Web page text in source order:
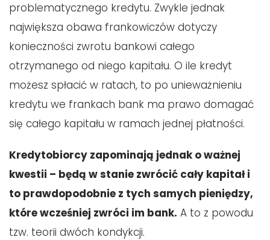
problematycznego kredytu. Zwykle jednak
największa obawa frankowiczów dotyczy
konieczności zwrotu bankowi całego
otrzymanego od niego kapitału. O ile kredyt
możesz spłacić w ratach, to po unieważnieniu
kredytu we frankach bank ma prawo domagać
się całego kapitału w ramach jednej płatności.
Kredytobiorcy zapominają jednak o ważnej
kwestii – będą w stanie zwrócić cały kapitał i
to prawdopodobnie z tych samych pieniędzy,
które wcześniej zwróci im bank. A to z powodu
tzw. teorii dwóch kondykcji.